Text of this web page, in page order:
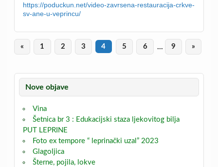
https://poduckun.net/video-zavrsena-restauracija-crkve-
sv-ane-u-veprincu/
« 1 2 3 4 5 6 … 9 »
Nove objave
Vina
Šetnica br 3 : Edukacijski staza ljekovitog bilja
PUT LEPRINE
Foto ex tempore “ leprinački uzal” 2023
Glagoljica
Šterne, pojila, lokve